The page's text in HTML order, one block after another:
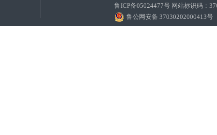
鲁ICP备05024477号 网站标识码：
鲁公网安备 37030202000413号